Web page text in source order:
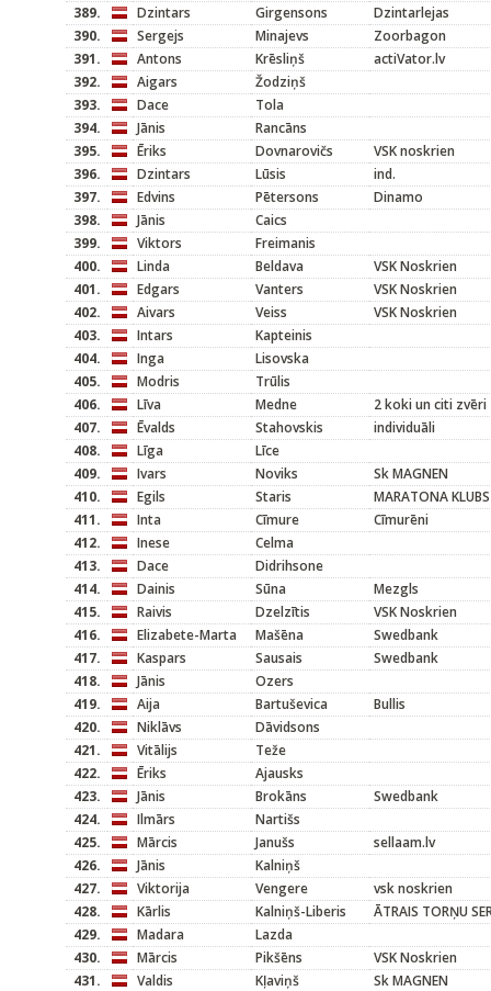
389.
Dzintars Girgensons
Dzintarlejas
390.
Sergejs Minajevs
Zoorbagon
391.
Antons Krēsliņš
actiVator.lv
392.
Aigars
Žodziņš
393.
Dace
Tola
394.
Jānis
Rancāns
395.
Ēriks Dovnarovičs
VSK noskrien
396.
Dzintars Lūsis
ind.
397.
Edvins Pētersons
Dinamo
398.
Jānis
Caics
399.
Viktors
Freimanis
400.
Linda Beldava
VSK Noskrien
401.
Edgars Vanters
VSK Noskrien
402.
Aivars Veiss
VSK Noskrien
403.
Intars
Kapteinis
404.
Inga
Lisovska
405.
Modris
Trūlis
406.
Līva Medne
2 koki un citi zvēri
407.
Ēvalds Stahovskis
individuāli
408.
Līga
Līce
409.
Ivars Noviks
Sk MAGNEN
410.
Egils Staris
MARATONA KLUBS
411.
Inta Cīmure
Cīmurēni
412.
Inese
Celma
413.
Dace
Didrihsone
414.
Dainis Sūna
Mezgls
415.
Raivis Dzelzītis
VSK Noskrien
416.
Elizabete-Marta Mašēna
Swedbank
417.
Kaspars Sausais
Swedbank
418.
Jānis
Ozers
419.
Aija Bartuševica
Bullis
420.
Niklāvs
Dāvidsons
421.
Vitālijs
Teže
422.
Ēriks
Ajausks
423.
Jānis Brokāns
Swedbank
424.
Ilmārs
Nartišs
425.
Mārcis Janušs
sellaam.lv
426.
Jānis
Kalniņš
427.
Viktorija Vengere
vsk noskrien
428.
Kārlis Kalniņš-Liberis
ĀTRAIS TORŅU
429.
Madara
Lazda
430.
Mārcis Pikšēns
VSK Noskrien
431.
Valdis Kļaviņš
Sk MAGNEN